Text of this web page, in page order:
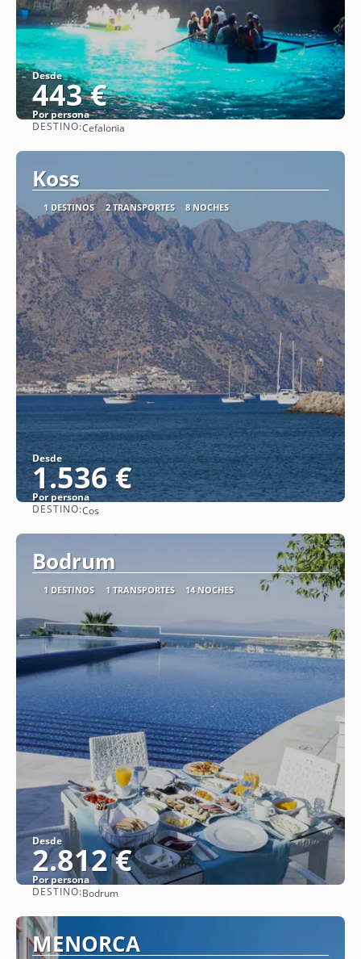
Desde
443 €
Por persona
DESTINO:Cefalonia
Koss
1 DESTINOS 2 TRANSPORTES 8 NOCHES
Desde
1.536 €
Por persona
DESTINO:Cos
Bodrum
1 DESTINOS 1 TRANSPORTES 14 NOCHES
Desde
2.812 €
Por persona
DESTINO:Bodrum
MENORCA